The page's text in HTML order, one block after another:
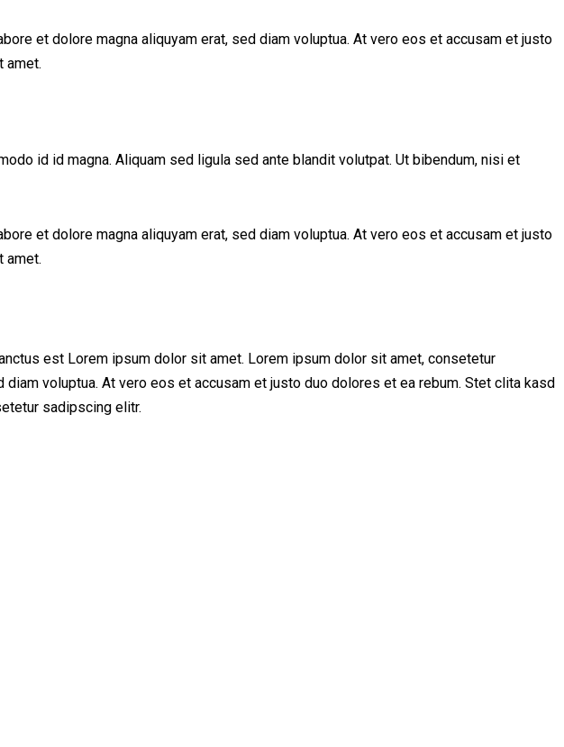
et dolore magna aliquyam erat, sed diam voluptua. At vero eos et accusam et justo
amet.
id id magna. Aliquam sed ligula sed ante blandit volutpat. Ut bibendum, nisi et
et dolore magna aliquyam erat, sed diam voluptua. At vero eos et accusam et justo
amet.
est Lorem ipsum dolor sit amet. Lorem ipsum dolor sit amet, consetetur
voluptua. At vero eos et accusam et justo duo dolores et ea rebum. Stet clita kasd
sadipscing elitr.